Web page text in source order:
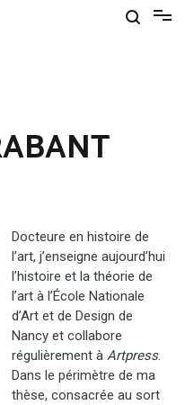
Docteure en histoire de
l’art, j’enseigne aujourd’hui
l’histoire et la théorie de
l’art à l’École Nationale
d’Art et de Design de
Nancy et collabore
régulièrement à Artpress.
Dans le périmètre de ma
thèse, consacrée au sort